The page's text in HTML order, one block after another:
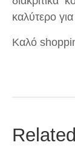
καλύτερο
Καλό